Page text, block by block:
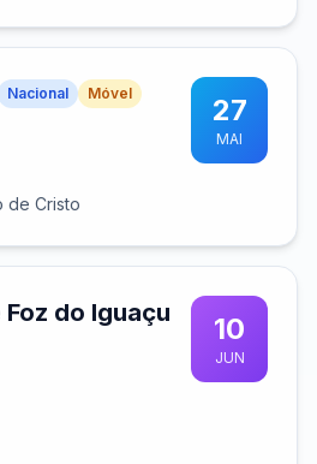
Nacional Móvel
de Cristo
27
MAI
do Iguaçu 10
JUN